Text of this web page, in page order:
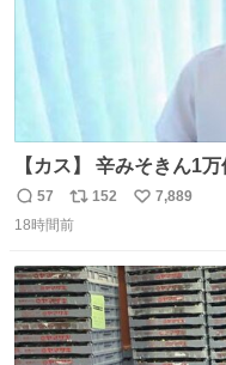
【カス】 辛みそ
返
信
57
リ
ポ
ト
数
152
い
数
7,889
18時間前